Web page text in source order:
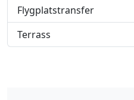
Flygplatstransfer
Terrass